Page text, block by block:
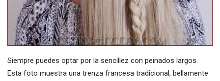
Siempre puedes optar por la sencillez con peinados largos.
Esta foto muestra una trenza francesa tradicional, bellamente